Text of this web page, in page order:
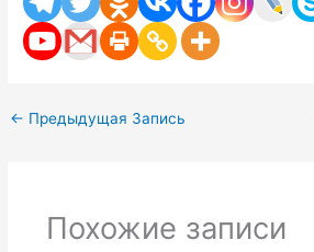
← Предыдущая Запись
Похожие записи